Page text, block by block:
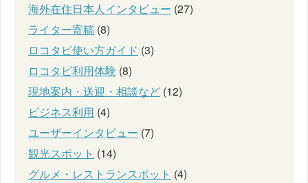
海外在住日本人インタビュー (27)
ライター寄稿 (8)
ロコタビ使い方ガイド (3)
ロコタビ利用体験 (8)
現地案内・送迎・相談など (12)
ビジネス利用 (4)
ユーザーインタビュー (7)
観光スポット (14)
グルメ・レストランスポット (4)